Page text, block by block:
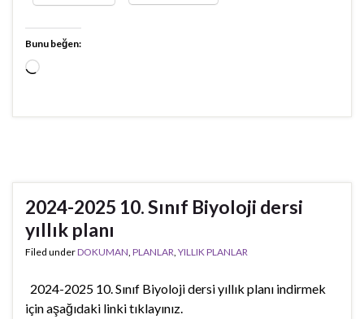
Bunu beğen:
Yükleniyor...
2024-2025 10. Sınıf Biyoloji dersi
yıllık planı
Filed underDOKUMAN PLANLAR YILLIK PLANLAR
2024-2025 10. Sınıf Biyoloji dersi yıllık planı indirmek
için aşağıdaki linki tıklayınız.